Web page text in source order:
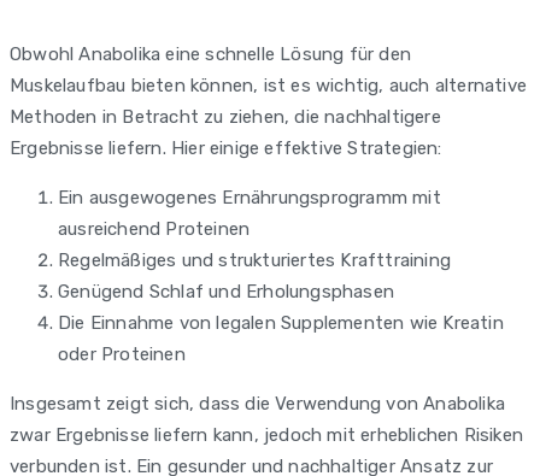
Obwohl Anabolika eine schnelle Lösung für den
Muskelaufbau bieten können, ist es wichtig, auch alternative
Methoden in Betracht zu ziehen, die nachhaltigere
Ergebnisse liefern. Hier einige effektive Strategien:
Ein ausgewogenes Ernährungsprogramm mit
ausreichend Proteinen
Regelmäßiges und strukturiertes Krafttraining
Genügend Schlaf und Erholungsphasen
Die Einnahme von legalen Supplementen wie Kreatin
oder Proteinen
Insgesamt zeigt sich, dass die Verwendung von Anabolika
zwar Ergebnisse liefern kann, jedoch mit erheblichen Risiken
verbunden ist. Ein gesunder und nachhaltiger Ansatz zur